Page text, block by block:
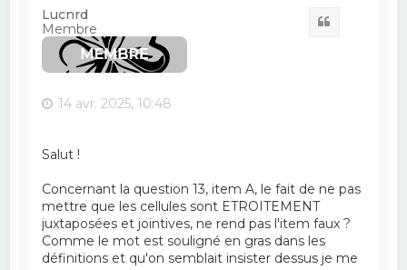
Lucnrd
Membre
14 avr. 2025, 10:48
Salut !
Concernant la question 13, item A, le fait de ne pas
mettre que les cellules sont ETROITEMENT
juxtaposées et jointives, ne rend pas l'item faux ?
Comme le mot est souligné en gras dans les
définitions et qu'on semblait insister dessus je me